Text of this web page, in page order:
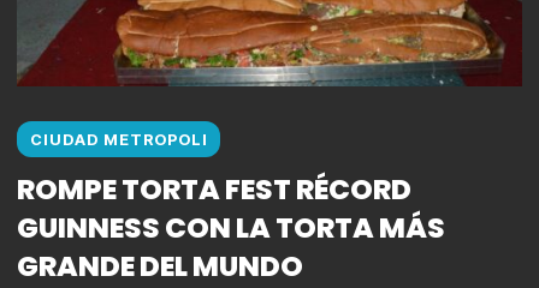
CIUDAD METROPOLI
ROMPE TORTA FEST RÉCORD
GUINNESS CON LA TORTA MÁS
GRANDE DEL MUNDO